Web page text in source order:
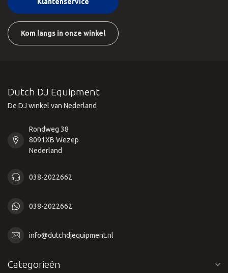
Kom langs in onze winkel
Dutch DJ Equipment
De DJ winkel van Nederland
Rondweg 38
8091XB Wezep
Nederland
038-2022662
038-2022662
info@dutchdjequipment.nl
Categorieën